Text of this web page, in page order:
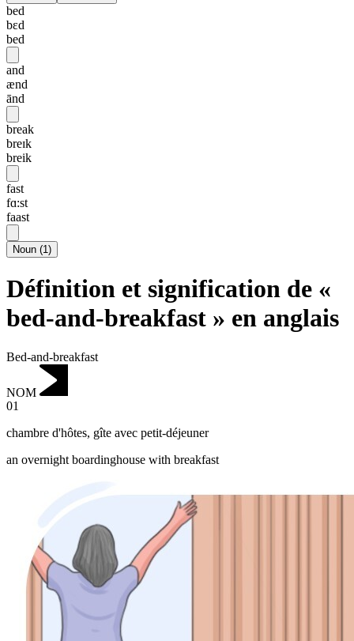
bed
bɛd
bed
and
ænd
ānd
break
breɪk
breik
fast
fɑ:st
faast
Noun (1)
Définition et signification de «
bed-and-breakfast » en anglais
Bed-and-breakfast
NOM
01
chambre d'hôtes, gîte avec petit-déjeuner
an overnight boardinghouse with breakfast